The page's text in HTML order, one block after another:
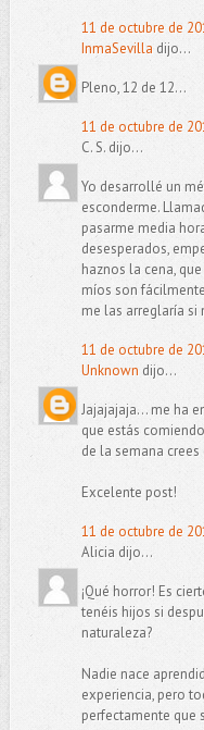
11 de octubre de
InmaSevilla dijo...
Pleno, 12 de 12...
11 de octubre de
C. S. dijo...
Yo desarrollé un
esconderme.
pasarme media
desesperados,
haznos la cena,
míos son
me las arreglaría si
11 de octubre de
Unknown dijo...
Jajajajaja... me ha
que estás
de la semana
Excelente post!
11 de octubre de
Alicia dijo...
¡Qué horror! Es
tenéis hijos si
naturaleza?
Nadie nace
experiencia, pero
perfectamente que